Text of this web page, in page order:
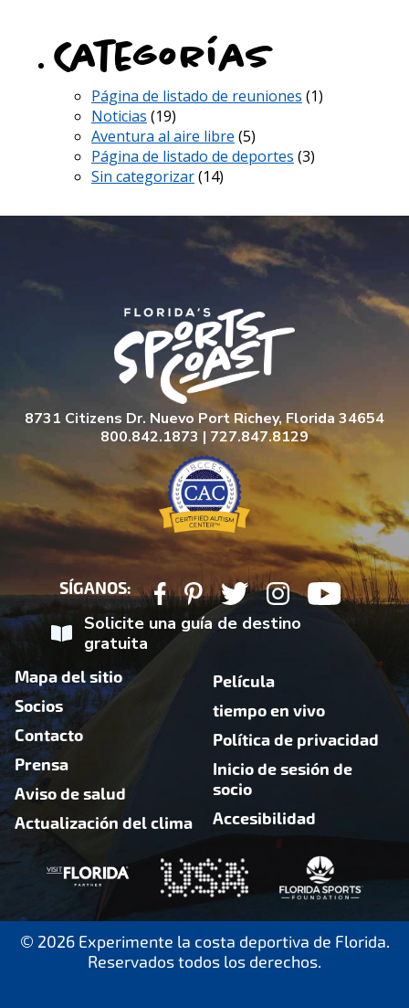
Categorías
Página de listado de reuniones (1)
Noticias (19)
Aventura al aire libre (5)
Página de listado de deportes (3)
Sin categorizar(14)
8731 Citizens Dr. Nuevo Port Richey, Florida 34654
800.842.1873 | 727.847.8129
SÍGANOS:
Solicite una guía de destino
gratuita
Mapa del sitio
Socios
Contacto
Prensa
Aviso de salud
Actualización del clima
Película
tiempo en vivo
Política de privacidad
Inicio de sesión de
socio
Accesibilidad
© 2026 Experimente la costa deportiva de Florida.
Reservados todos los derechos.